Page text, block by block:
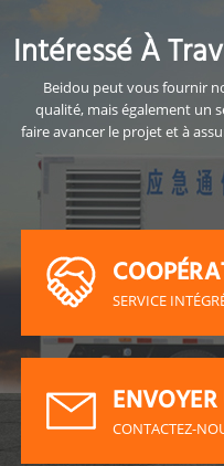
Intéressé À
Beidou peut vous fournir
qualité, mais également un
faire avancer le projet et à
SERVICE
SERVICE
CONTACTEZ-
CONTACTEZ-
ENVOYER